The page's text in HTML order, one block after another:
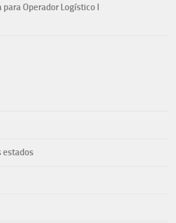
para Operador Logístico I
estados